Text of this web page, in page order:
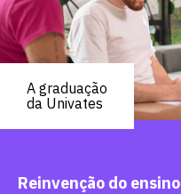
A graduação
da Univates
Reinvenção do ensino